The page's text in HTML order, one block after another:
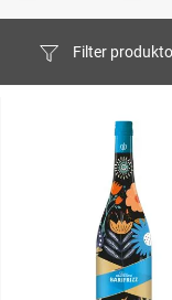
Filter